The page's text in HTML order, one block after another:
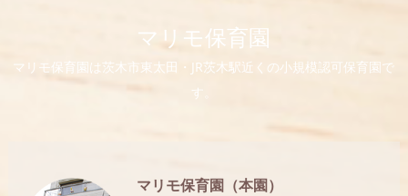
マリモ保育園
マリモ保育園は茨木市東太田・JR茨木駅近くの小規模認可保育園で
す。
マリモ保育園（本園）